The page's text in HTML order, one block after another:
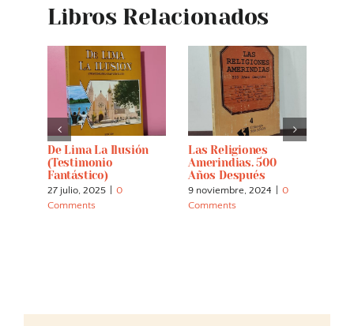
Libros Relacionados
De Lima La Ilusión
(testimonio
Fantástico)
27 julio, 2025
0
Comments
Las Religiones
Amerindias. 500
Años Después
9 noviembre, 2024
0
Comments